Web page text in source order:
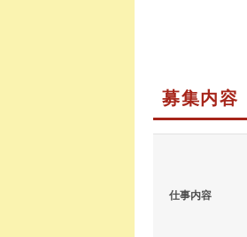
募集内容
仕事内容